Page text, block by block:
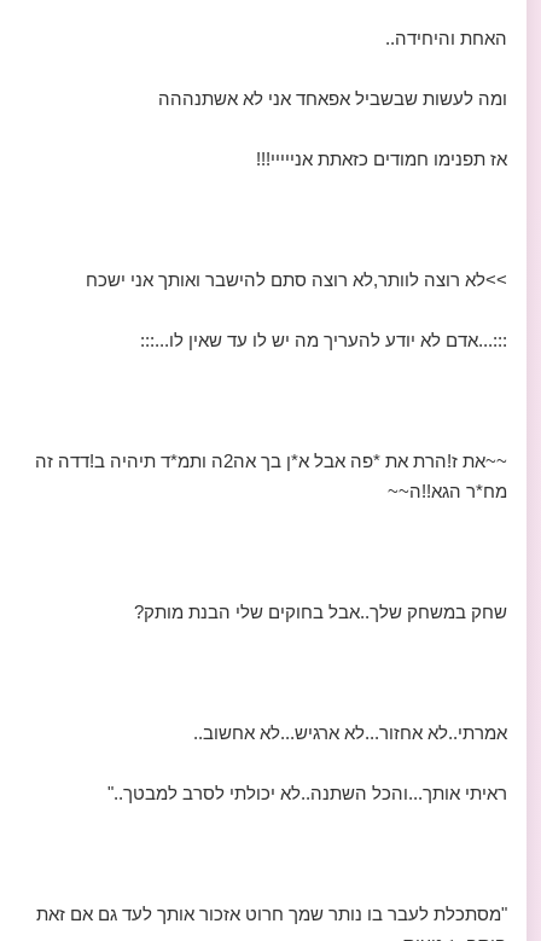
האחת והיחידה..
ומה לעשות שבשביל אפאחד אני לא אשתנההה
אז תפנימו חמודים כזאתת אנייייי!!!
>>לא רוצה לוותר,לא רוצה סתם להישבר ואותך אני ישכח
:::...אדם לא יודע להעריך מה יש לו עד שאין לו...:::
~~את ז!הרת את *פה אבל א*ן בך אה2ה ותמ*ד תיהיה ב!דדה זה
מח*ר הגא!!ה~~
שחק במשחק שלך..אבל בחוקים שלי הבנת מותק?
אמרתי..לא אחזור...לא ארגיש...לא אחשוב..
ראיתי אותך...והכל השתנה..לא יכולתי לסרב למבטך.."
"מסתכלת לעבר בו נותר שמך חרוט אזכור אותך לעד גם אם זאת